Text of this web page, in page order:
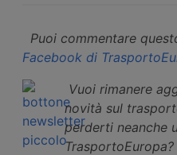
Puoi commentare
Facebook di
Vuoi rimanere
novità sul
perderti neanche
TrasportoEuropa?